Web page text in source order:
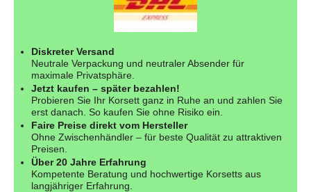
Diskreter Versand
Neutrale Verpackung und neutraler Absender für
maximale Privatsphäre.
Jetzt kaufen – später bezahlen!
Probieren Sie Ihr Korsett ganz in Ruhe an und zahlen Sie
erst danach. So kaufen Sie ohne Risiko ein.
Faire Preise direkt vom Hersteller
Ohne Zwischenhändler – für beste Qualität zu attraktiven
Preisen.
Über 20 Jahre Erfahrung
Kompetente Beratung und hochwertige Korsetts aus
langjähriger Erfahrung.